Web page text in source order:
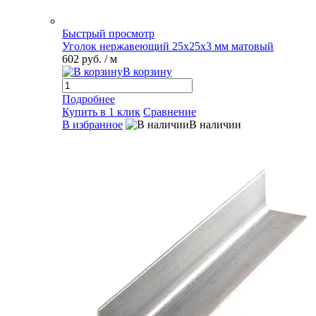
Быстрый просмотр
Уголок нержавеющий 25х25х3 мм матовый
602 руб. / м
В корзину
Подробнее
Купить в 1 клик Сравнение
В избранное
В наличии